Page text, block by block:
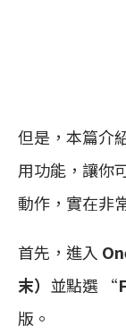
但是，本篇介
用功能，讓你
動作，實在非
首先，進入
末） 並點選 “
版。